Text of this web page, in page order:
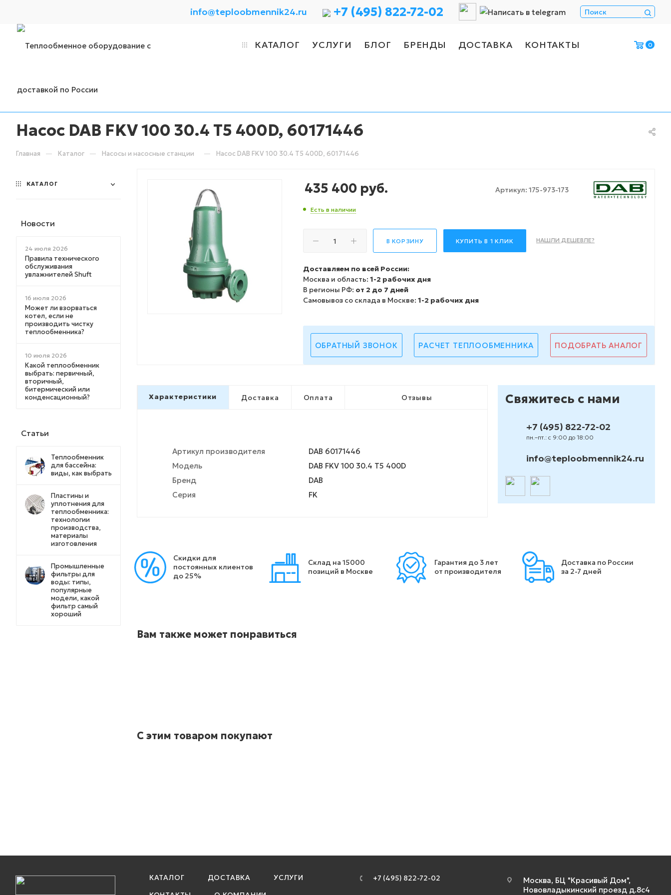
info@teploobmennik24.ru +7 (495) 822-72-02
КАТАЛОГ УСЛУГИ БЛОГ БРЕНДЫ ДОСТАВКА КОНТАКТЫ 0
Насос DAB FKV 100 30.4 T5 400D, 60171446
Главная — Каталог — Насосы и насосные станции — Насос DAB FKV 100 30.4 T5 400D, 60171446
Артикул: 175-973-173
435 400 руб.
Есть в наличии
В КОРЗИНУ КУПИТЬ В 1 КЛИК НАШЛИ ДЕШЕВЛЕ?
Доставляем по всей России:
Москва и область: 1-2 рабочих дня
В регионы РФ: от 2 до 7 дней
Самовывоз со склада в Москве: 1-2 рабочих дня
ОБРАТНЫЙ ЗВОНОК РАСЧЕТ ТЕПЛООБМЕННИКА ПОДОБРАТЬ АНАЛОГ
Характеристики Доставка Оплата Отзывы
Артикул производителя
DAB 60171446
Модель
DAB FKV 100 30.4 T5 400D
Бренд
DAB
Серия
FK
Свяжитесь с нами
+7 (495) 822-72-02
пн.–пт.: с 9:00 до 18:00
info@teploobmennik24.ru
Скидки для
постоянных клиентов
до 25%
Склад на 15000
позиций в Москве
Гарантия до 3 лет
от производителя
Доставка по России
за 2-7 дней
Вам также может понравиться
С этим товаром покупают
КАТАЛОГ
Новости
24 июля 2026
Правила технического
обслуживания
увлажнителей Shuft
16 июля 2026
Может ли взорваться
котел, если не
производить чистку
теплообменника?
10 июля 2026
Какой теплообменник
выбрать: первичный,
вторичный,
битермический или
конденсационный?
Статьи
Теплообменник
для бассейна:
виды, как выбрать
Пластины и
уплотнения для
теплообменника:
технологии
производства,
материалы
изготовления
Промышленные
фильтры для
воды: типы,
популярные
модели, какой
фильтр самый
хороший
КАТАЛОГ ДОСТАВКА
УСЛУГИ
+7 (495) 822-72-02
Москва, БЦ "Красивый Дом",
Нововладыкинский проезд д.8с4